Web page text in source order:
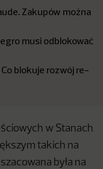
Zakupów można
musi odblokować
blokuje rozwój re-
w Stanach
takich na
była na